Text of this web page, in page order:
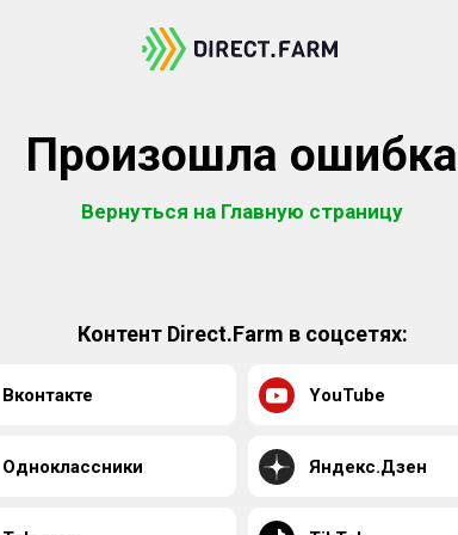
Произошла ошибка
Вернуться на Главную страницу
Контент Direct.Farm в соцсетях:
Вконтакте YouTube
Одноклассники Яндекс.Дзен